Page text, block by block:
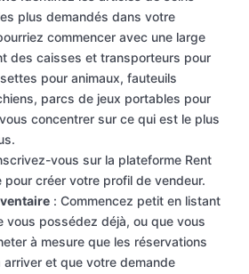
plus demandés dans votre
commencer avec une large
des caisses et transporteurs pour
pour animaux, fauteuils
parcs de jeux portables pour
concentrer sur ce qui est le plus
vous sur la plateforme Rent
pour créer votre profil de vendeur.
: Commencez petit en listant
vous possédez déjà, ou que vous
à mesure que les réservations
arriver et que votre demande